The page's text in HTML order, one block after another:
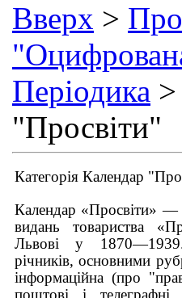
Вверх >
Періодика
"Просвіти"
Категорія Календар
Календар «Просвіти» —
видань товариства
Львові у
річників, основними
інформаційна (про